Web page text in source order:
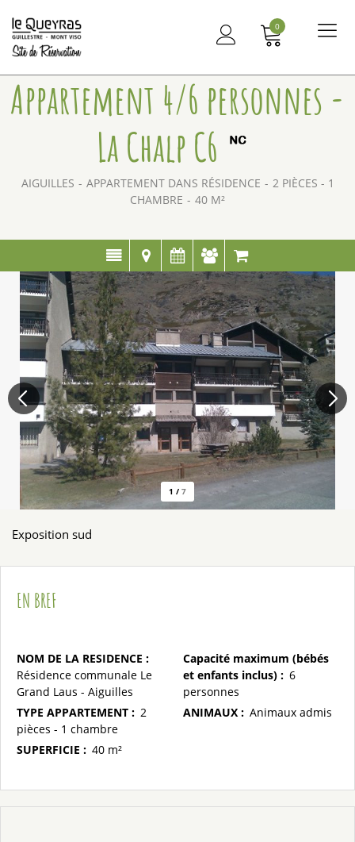
0
Appartement 4/6 personnes -
La Chalp C6
AIGUILLES APPARTEMENT DANS RÉSIDENCE
2 PIÈCES - 1
CHAMBRE
40 M²
1 / 7
Exposition sud
EN BREF
NOM DE LA RESIDENCE :
Résidence communale Le
Grand Laus - Aiguilles
TYPE APPARTEMENT : 2
pièces - 1 chambre
SUPERFICIE : 40 m²
Capacité maximum (bébés
et enfants inclus) : 6
personnes
ANIMAUX : Animaux admis